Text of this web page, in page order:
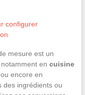
configurer
mesure est un
en cuisine
encore en
des ingrédients ou